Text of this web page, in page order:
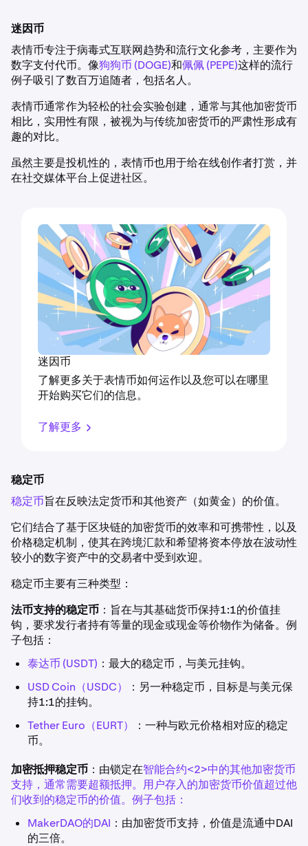
迷因币
表情币专注于病毒式互联网趋势和流行文化参考，主要作为
数字支付代币。像狗狗币 (DOGE)和佩佩 (PEPE)这样的流行
例子吸引了数百万追随者，包括名人。
表情币通常作为轻松的社会实验创建，通常与其他加密货币
相比，实用性有限，被视为与传统加密货币的严肃性形成有
趣的对比。
虽然主要是投机性的，表情币也用于给在线创作者打赏，并
在社交媒体平台上促进社区。
迷因币
了解更多关于表情币如何运作以及您可以在哪里
开始购买它们的信息。
了解更多
稳定币
稳定币旨在反映法定货币和其他资产（如黄金）的价值。
它们结合了基于区块链的加密货币的效率和可携带性，以及
价格稳定机制，使其在跨境汇款和希望将资本停放在波动性
较小的数字资产中的交易者中受到欢迎。
稳定币主要有三种类型：
法币支持的稳定币 ：旨在与其基础货币保持1:1的价值挂
钩，要求发行者持有等量的现金或现金等价物作为储备。例
子包括：
泰达币 (USDT) ：最大的稳定币，与美元挂钩。
USD Coin（USDC）
：另一种稳定币，目标是与美元保
持1:1的挂钩。
Tether Euro（EURT）
：一种与欧元价格相对应的稳定
币。
加密抵押稳定币 ：由锁定在智能合约<2>中的其他加密货币
支持，通常需要超额抵押。用户存入的加密货币价值超过他
们收到的稳定币的价值。例子包括：
MakerDAO的DAI ：由加密货币支持，价值是流通中DAI
的三倍。